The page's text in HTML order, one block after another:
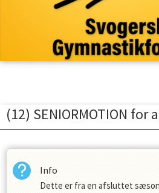
(12) SENIORMOTION for
Info
Dette er fra en afsluttet